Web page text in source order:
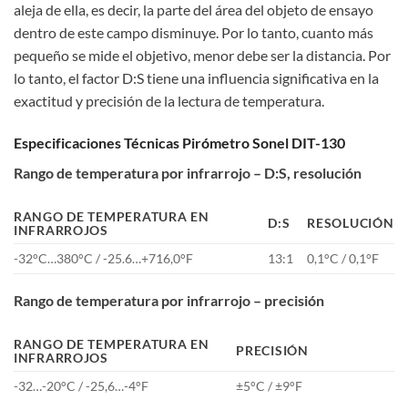
aleja de ella, es decir, la parte del área del objeto de ensayo
dentro de este campo disminuye. Por lo tanto, cuanto más
pequeño se mide el objetivo, menor debe ser la distancia. Por
lo tanto, el factor D:S tiene una influencia significativa en la
exactitud y precisión de la lectura de temperatura.
Especificaciones Técnicas Pirómetro Sonel DIT-130
Rango de temperatura por infrarrojo – D:S, resolución
RANGO DE TEMPERATURA EN
INFRARROJOS
D:S RESOLUCIÓN
-32°C…380°C / -25.6…+716,0°F 13:1 0,1°C / 0,1°F
Rango de temperatura por infrarrojo – precisión
RANGO DE TEMPERATURA EN
INFRARROJOS
PRECISIÓN
-32…-20°C / -25,6…-4°F ±5°C / ±9°F